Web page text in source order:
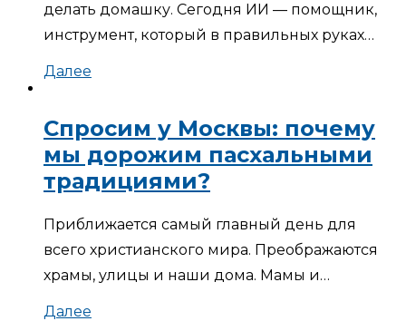
делать домашку. Сегодня ИИ — помощник,
инструмент, который в правильных руках…
Далее
Спросим у Москвы: почему
мы дорожим пасхальными
традициями?
Приближается самый главный день для
всего христианского мира. Преображаются
храмы, улицы и наши дома. Мамы и…
Далее